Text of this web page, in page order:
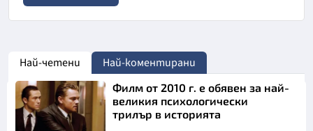
Най-четени Най-коментирани
Филм от 2010 г. е обявен за най-
великия психологически
трилър в историята